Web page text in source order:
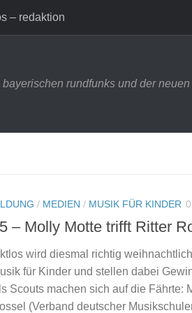
– redaktion
rundfunks und der
/ MEDIEN / MUSIK FÜR KINDER
– Molly Motte trifft Ritter
wird diesmal richtig
für Kinder und stellen dabei
Scouts machen sich auf die Fährte:
(Verband deutscher